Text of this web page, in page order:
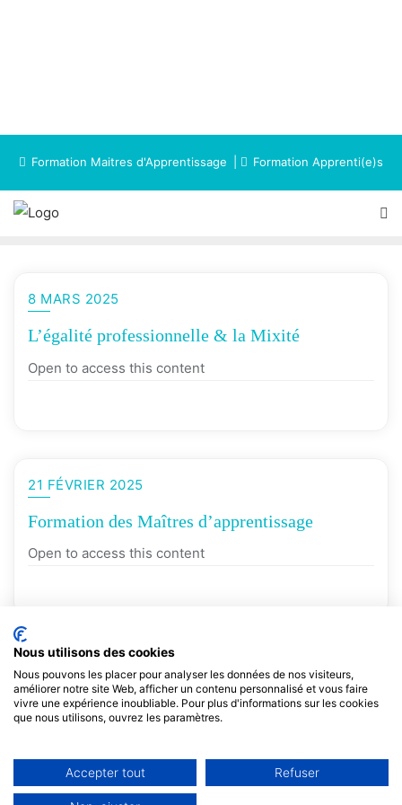
Formation Maitres d'Apprentissage Formation Apprenti(e)s
8 MARS 2025
L’égalité professionnelle & la Mixité
Open to access this content
21 FÉVRIER 2025
Formation des Maîtres d’apprentissage
Open to access this content
Nous utilisons des cookies
Nous pouvons les placer pour analyser les données de nos visiteurs,
améliorer notre site Web, afficher un contenu personnalisé et vous faire
vivre une expérience inoubliable. Pour plus d'informations sur les cookies
que nous utilisons, ouvrez les paramètres.
Accepter tout Refuser